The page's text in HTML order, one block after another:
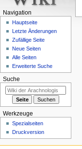
Navigation
Hauptseite
Letzte Änderungen
Zufällige Seite
Neue Seiten
Alle Seiten
Erweiterte Suche
Suche
Werkzeuge
Spezialseiten
Druckversion